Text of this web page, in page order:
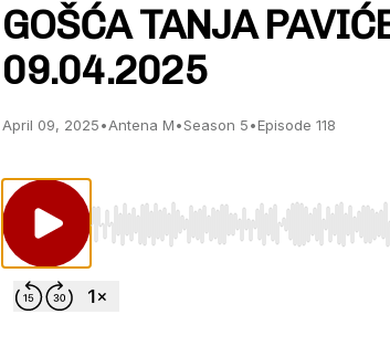
GOŠĆA TANJA
09.04.2025
April 09, 2025•Antena M•Season 5•Episode 118
Use Left/Right to seek, Home/End